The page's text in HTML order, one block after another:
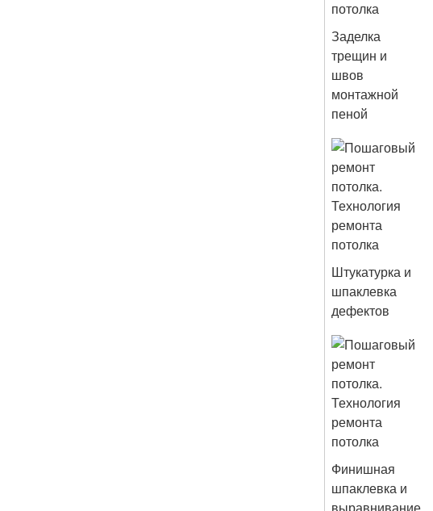
Заделка
трещин и
швов
монтажной
пеной
Штукатурка и
шпаклевка
дефектов
Финишная
шпаклевка и